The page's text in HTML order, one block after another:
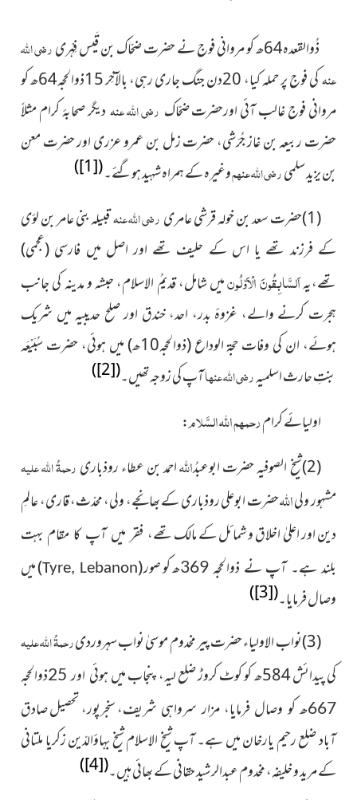
ذُوالقعدہ64ھ کو مروانی فوج نے حضرت ضحّاک بن قَیس فِہْری
رضی اللہ
عنہ
کی فوج پر حملہ کیا، 20دن جنگ جاری رہی، بالآخِر 15ذوالحجہ64ھ کو
مروانی فوج غالب آئی اورحضرت ضحّاک رضی اللہ عنہدیگر صحابۂ کرام مثلاً
حضرت ربیعہ بن غاز جُرَشی، حضرت زمل بن عمرو عزری اور حضرت معن
بن یزید سلمیرضی اللہ عنہموغیرہ کے ہمراہ شہید ہوگئے۔(
[1]
)
(1)حضرت سعد بن خولہ قرشی عامری
رضی اللہ عنہقبیلہ بنی عامر بن لؤی
کے فرزند تھے یا اس کے حلیف تھے اور اصل میں فارسی (عجمی)
تھے،یہاَلسَّابِقُونَ الْاَوّلُونمیں شامل، قدیمُ الاسلام، حبشہ و مدینہ کی جانب
ہجرت کرنے والے، غزوۂ بدر، احد، خندق اور صلح حدیبیہ میں شریک
ہوئے، ان کی وفات حجۃ الوداع (ذوالحجہ10ھ) میں ہوئی، حضرت سُبَیْعَہ
بنتِ حارث اسلمیہرضی اللہ عنہاآپ کی زوجہ تھیں۔(
[2]
)
اولیائے کرامرحمہم اللہ السَّلام:
(2)شیخ الصوفیہ حضرت ابوعبدُ
اللہاحمد بن عطاء روذباریرحمۃُ اللہ علیہ
مشہور ولیاللہحضرت ابوعلی روذباری کے بھانجے، ولی، محدّث، قاری، عالمِ
دین اور اعلیٰ اخلاق و شمائل کے مالکتھے، فقر میں آپ کا مقام بہت
بلند ہے۔ آپ نے ذوالحجہ 369ھ
کو صور (Tyre, Lebanon) میں
وصال فرمایا۔(
[3]
)
(3)نواب الاولیاء حضرت پیر مخدوم موسیٰ نواب سہروردی
رحمۃُ اللہ علیہ
کی پیدائش 584ھ کو کوٹ کروڑ ضلع لیہ، پنجاب میں
ہوئی اور 25ذوالحجہ
667ھ کو وصال فرمایا، مزار سرواہی شریف،
سنجرپور، تحصیل صادق
آباد ضلع رحیم یارخان میں ہے۔ آپ شیخ الاسلام شیخ بہاؤالدّین زکریا ملتانی
کے مرید و خلیفہ، مخدوم عبدالرشید حقانی کے بھائی ہیں۔(
[4]
)